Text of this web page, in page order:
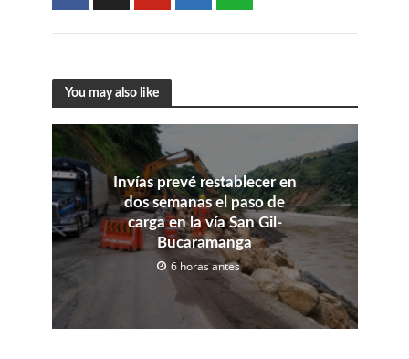
You may also like
Invías prevé restablecer en
dos semanas el paso de
carga en la vía San Gil-
Bucaramanga
6 horas antes